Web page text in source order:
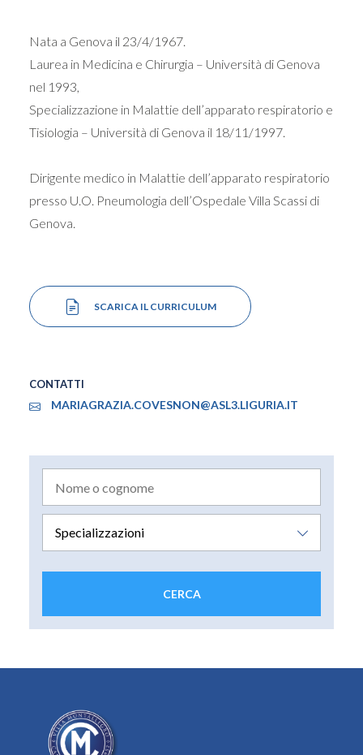
Nata a Genova il 23/4/1967.
Laurea in Medicina e Chirurgia – Università di Genova
nel 1993,
Specializzazione in Malattie dell’apparato respiratorio e
Tisiologia – Università di Genova il 18/11/1997.
Dirigente medico in Malattie dell’apparato respiratorio
presso U.O. Pneumologia dell’Ospedale Villa Scassi di
Genova.
SCARICA IL CURRICULUM
CONTATTI
MARIAGRAZIA.COVESNON@ASL3.LIGURIA.IT